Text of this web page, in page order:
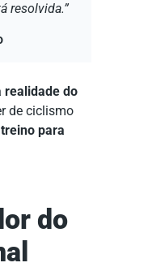
resolvida.”
realidade do
de ciclismo
para
do